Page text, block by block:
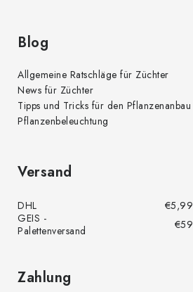
Blog
Allgemeine Ratschläge für Züchter
News für Züchter
Tipps und Tricks für den Pflanzenanbau
Pflanzenbeleuchtung
Versand
DHL
€5,99
GEIS -
Palettenversand
€59
Zahlung